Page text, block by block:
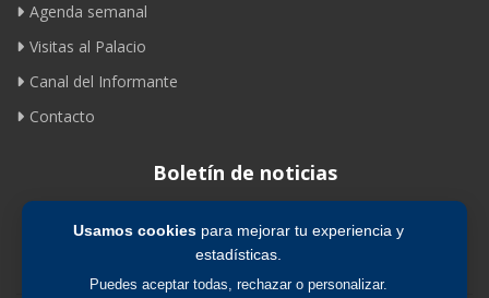
Usamos cookiespara mejorar tu experiencia y
estadísticas.
Puedes aceptar todas, rechazar o personalizar.
Agenda semanal
Visitas al Palacio
Canal del Informante
Contacto
Boletín de noticias
Suscribirse